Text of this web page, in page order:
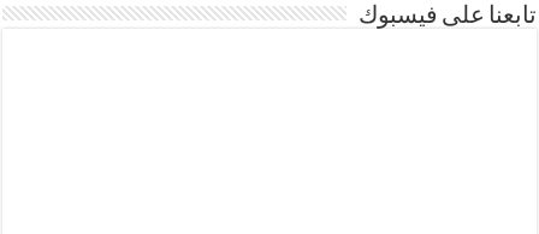
تابعنا على فيسبوك